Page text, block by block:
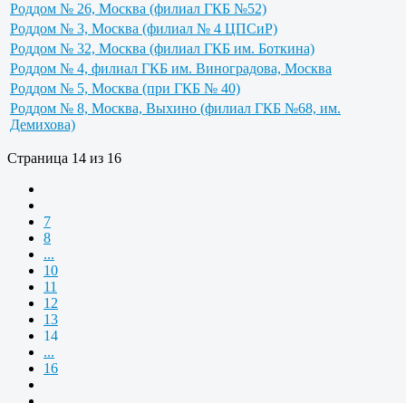
Роддом № 26, Москва (филиал ГКБ №52)
Роддом № 3, Москва (филиал № 4 ЦПСиР)
Роддом № 32, Москва (филиал ГКБ им. Боткина)
Роддом № 4, филиал ГКБ им. Виноградова, Москва
Роддом № 5, Москва (при ГКБ № 40)
Роддом № 8, Москва, Выхино (филиал ГКБ №68, им.
Демихова)
Страница 14 из 16
7
8
...
10
11
12
13
14
...
16